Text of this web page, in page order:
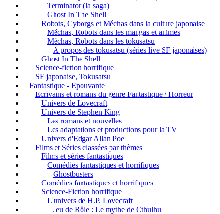
Terminator (la saga)
Ghost In The Shell
Robots, Cyborgs et Méchas dans la culture japonaise
Méchas, Robots dans les mangas et animes
Méchas, Robots dans les tokusatsu
A propos des tokusatsu (séries live SF japonaises)
Ghost In The Shell
Science-fiction horrifique
SF japonaise, Tokusatsu
Fantastique - Epouvante
Ecrivains et romans du genre Fantastique / Horreur
Univers de Lovecraft
Univers de Stephen King
Les romans et nouvelles
Les adaptations et productions pour la TV
Univers d'Edgar Allan Poe
Films et Séries classées par thèmes
Films et séries fantastiques
Comédies fantastiques et horrifiques
Ghostbusters
Comédies fantastiques et horrifiques
Science-Fiction horrifique
L'univers de H.P. Lovecraft
Jeu de Rôle : Le mythe de Cthulhu